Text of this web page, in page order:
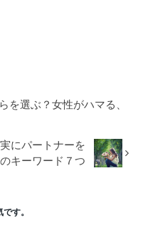
を選ぶ？女性がハマる、
にパートナーを
キーワード７つ
す。